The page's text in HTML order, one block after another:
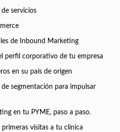
servicios
de Inbound Marketing
perfil corporativo de tu empresa
en su país de origen
segmentación para impulsar
en tu PYME, paso a paso.
visitas a tu clínica